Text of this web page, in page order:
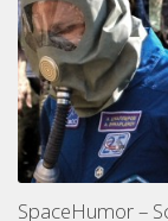
SpaceHumor –